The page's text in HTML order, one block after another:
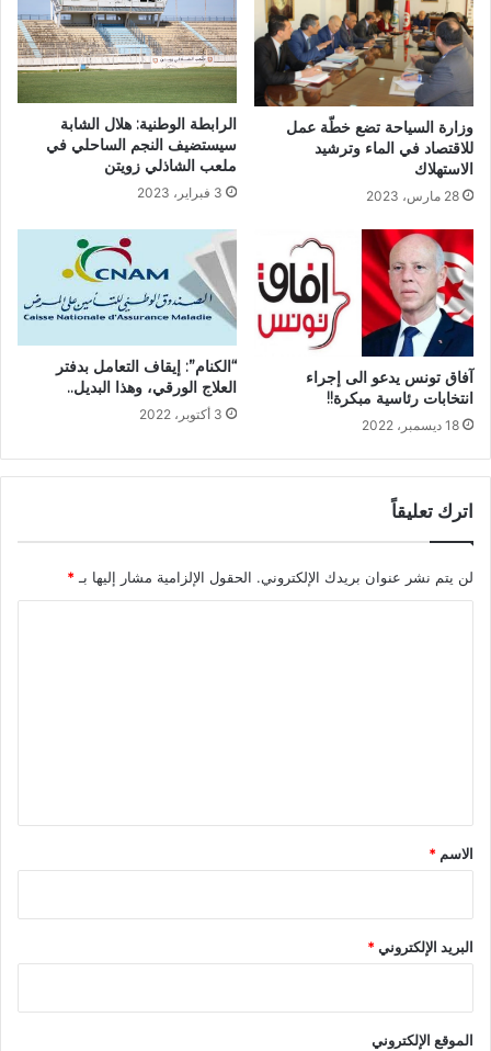
وزارة السياحة تضع خطّة عمل
للاقتصاد في الماء وترشيد
الاستهلاك
28 مارس، 2023
الرابطة الوطنية: هلال الشابة
سيستضيف النجم الساحلي في
ملعب الشاذلي زويتن
3 فبراير، 2023
آفاق تونس يدعو الى إجراء
انتخابات رئاسية مبكرة!!
18 ديسمبر، 2022
“الكنام”: إيقاف التعامل بدفتر
العلاج الورقي، وهذا البديل..
3 أكتوبر، 2022
اترك تعليقاً
لن يتم نشر عنوان بريدك الإلكتروني. الحقول الإلزامية مشار إليها بـ*
*
الاسم *
البريد الإلكتروني*
الموقع الإلكتروني